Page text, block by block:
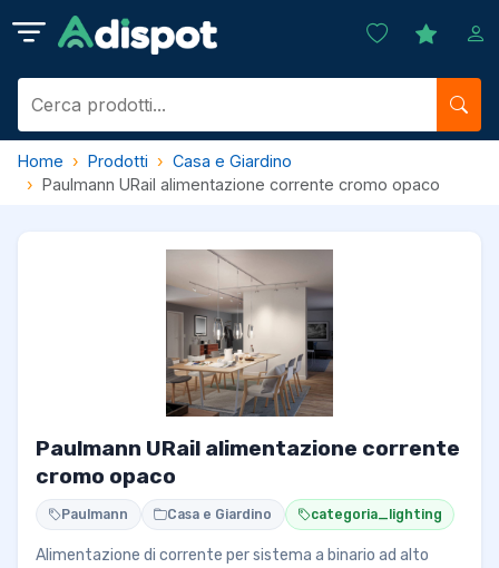
Home Prodotti
Casa e Giardino
Paulmann URail alimentazione corrente cromo opaco
Paulmann URail alimentazione corrente
cromo opaco
Paulmann Casa e Giardino categoria_lighting
Alimentazione di corrente per sistema a binario ad alto